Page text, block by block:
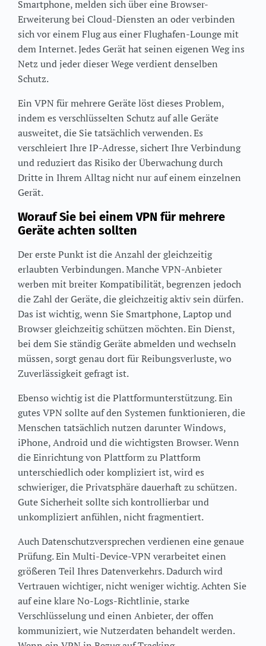
Smartphone, melden sich über eine Browser-
Erweiterung bei Cloud-Diensten an oder verbinden
sich vor einem Flug aus einer Flughafen-Lounge mit
dem Internet. Jedes Gerät hat seinen eigenen Weg ins
Netz und jeder dieser Wege verdient denselben
Schutz.
Ein VPN für mehrere Geräte löst dieses Problem,
indem es verschlüsselten Schutz auf alle Geräte
ausweitet, die Sie tatsächlich verwenden. Es
verschleiert Ihre IP-Adresse, sichert Ihre Verbindung
und reduziert das Risiko der Überwachung durch
Dritte in Ihrem Alltag nicht nur auf einem einzelnen
Gerät.
Worauf Sie bei einem VPN für mehrere
Geräte achten sollten
Der erste Punkt ist die Anzahl der gleichzeitig
erlaubten Verbindungen. Manche VPN-Anbieter
werben mit breiter Kompatibilität, begrenzen jedoch
die Zahl der Geräte, die gleichzeitig aktiv sein dürfen.
Das ist wichtig, wenn Sie Smartphone, Laptop und
Browser gleichzeitig schützen möchten. Ein Dienst,
bei dem Sie ständig Geräte abmelden und wechseln
müssen, sorgt genau dort für Reibungsverluste, wo
Zuverlässigkeit gefragt ist.
Ebenso wichtig ist die Plattformunterstützung. Ein
gutes VPN sollte auf den Systemen funktionieren, die
Menschen tatsächlich nutzen darunter Windows,
iPhone, Android und die wichtigsten Browser. Wenn
die Einrichtung von Plattform zu Plattform
unterschiedlich oder kompliziert ist, wird es
schwieriger, die Privatsphäre dauerhaft zu schützen.
Gute Sicherheit sollte sich kontrollierbar und
unkompliziert anfühlen, nicht fragmentiert.
Auch Datenschutzversprechen verdienen eine genaue
Prüfung. Ein Multi-Device-VPN verarbeitet einen
größeren Teil Ihres Datenverkehrs. Dadurch wird
Vertrauen wichtiger, nicht weniger wichtig. Achten Sie
auf eine klare No-Logs-Richtlinie, starke
Verschlüsselung und einen Anbieter, der offen
kommuniziert, wie Nutzerdaten behandelt werden.